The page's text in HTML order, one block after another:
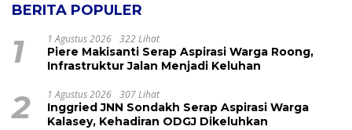
BERITA POPULER
1 1 Agustus 2026 322 Lihat
Piere Makisanti Serap Aspirasi Warga Roong,
Infrastruktur Jalan Menjadi Keluhan
2 1 Agustus 2026 307 Lihat
Inggried JNN Sondakh Serap Aspirasi Warga
Kalasey, Kehadiran ODGJ Dikeluhkan